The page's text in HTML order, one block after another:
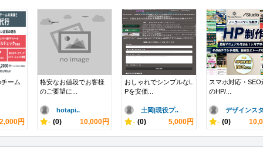
ーム
円
格安なお値段でお客様
のご要望に...
hotapi..
- (0) 10,000円
おしゃれでシンプルなL
Pを安価...
土岡|現役プ..
- (0) 5,000円
スマホ対応・SEO
のHP/...
デザインス
- (0)